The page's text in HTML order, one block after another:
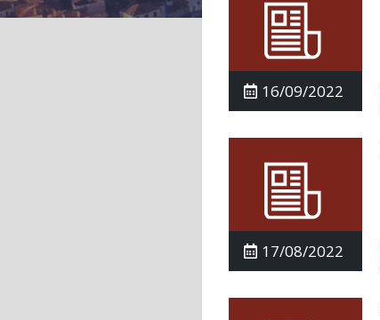
16/09/2022
17/08/2022